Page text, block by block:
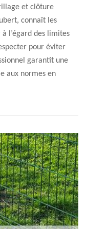
et clôture
connaît les
l’égard des limites
pour éviter
garantit une
aux normes en